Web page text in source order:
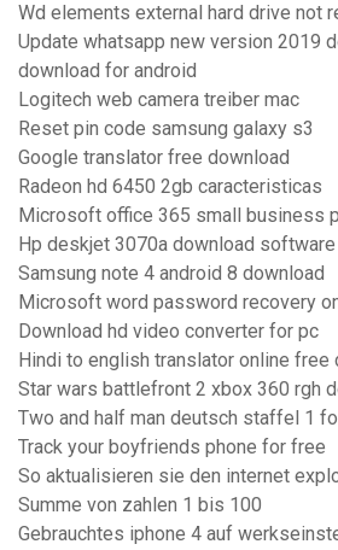
Wd elements external hard drive not
Update whatsapp new version 2019
download for android
Logitech web camera treiber mac
Reset pin code samsung galaxy s3
Google translator free download
Radeon hd 6450 2gb caracteristicas
Microsoft office 365 small business
Hp deskjet 3070a download software
Samsung note 4 android 8 download
Microsoft word password recovery
Download hd video converter for pc
Hindi to english translator online free
Star wars battlefront 2 xbox 360 rgh
Two and half man deutsch staffel 1
Track your boyfriends phone for free
So aktualisieren sie den internet
Summe von zahlen 1 bis 100
Gebrauchtes iphone 4 auf